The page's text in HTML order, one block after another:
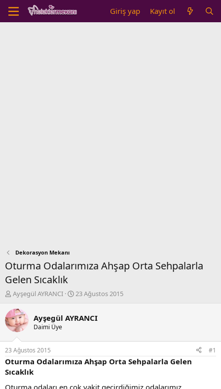
Giriş yap Kayıt ol
Dekorasyon Mekanı
Oturma Odalarımıza Ahşap Orta Sehpalarla
Gelen Sıcaklık
K
n
b
u
y
u
b
a
ş
Ayşegül AYRANCI
B
l
ı
ç
23 Ağustos 2015
Ayşegül AYRANCI
Daimi Üye
23 Ağustos 2015 #1
Oturma Odalarımıza Ahşap Orta Sehpalarla Gelen
Sıcaklık
Oturma odaları en çok vakit geçirdiğimiz odalarımız